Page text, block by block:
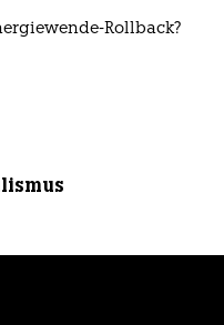
Rollback?